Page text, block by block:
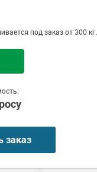
под заказ от 300 кг.
заказ